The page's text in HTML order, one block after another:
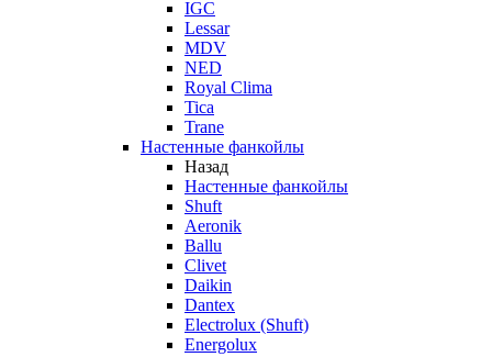
IGC
Lessar
MDV
NED
Royal Clima
Tica
Trane
Настенные фанкойлы
Назад
Настенные фанкойлы
Shuft
Aeronik
Ballu
Clivet
Daikin
Dantex
Electrolux (Shuft)
Energolux